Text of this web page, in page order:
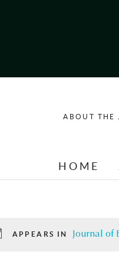
ABOUT THE
HOME
APPEARS IN Journal of